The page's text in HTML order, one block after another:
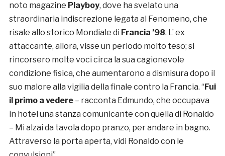
noto magazine Playboy, dove ha svelato una
straordinaria indiscrezione legata al Fenomeno, che
risale allo storico Mondiale di Francia ’98. L’ ex
attaccante, allora, visse un periodo molto teso; si
rincorsero molte voci circa la sua cagionevole
condizione fisica, che aumentarono a dismisura dopo il
suo malore alla vigilia della finale contro la Francia. “Fui
il primo a vedere– racconta Edmundo, che occupava
in hotel una stanza comunicante con quella di Ronaldo
– Mi alzai da tavola dopo pranzo, per andare in bagno.
Attraverso la porta aperta, vidi Ronaldo con le